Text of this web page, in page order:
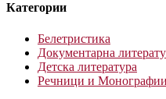
Категории
Белетристика
Документарна
Детска литература
Речници и Монографии